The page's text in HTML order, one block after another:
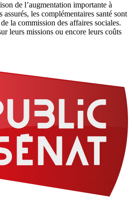
de l’augmentation importante à
les complémentaires santé sont
la commission des affaires sociales.
leurs missions ou encore leurs coûts